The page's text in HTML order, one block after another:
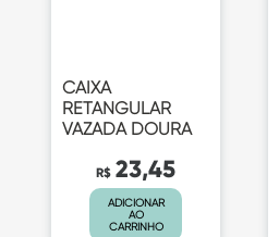
CAIXA
RETANGULAR
VAZADA DOURA
R$ 23,45
ADICIONAR
AO
CARRINHO